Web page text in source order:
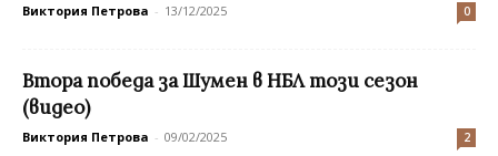
Виктория Петрова - 13/12/2025 0
Втора победа за Шумен в НБЛ този сезон
(видео)
Виктория Петрова - 09/02/2025 2